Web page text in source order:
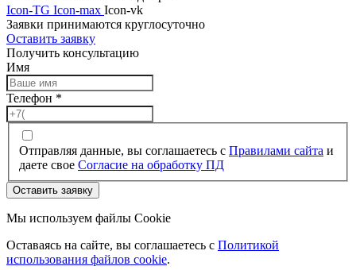
Icon-TG Icon-max Icon-vk
Заявки принимаются круглосуточно
Оставить заявку
Получить консультацию
Имя
Телефон *
Отправляя данные, вы соглашаетесь с Правилами сайта и
даете свое Согласие на обработку ПД
Оставить заявку
Мы используем файлы Cookie
Оставаясь на сайте, вы соглашаетесь c Политикой
использования файлов cookie.